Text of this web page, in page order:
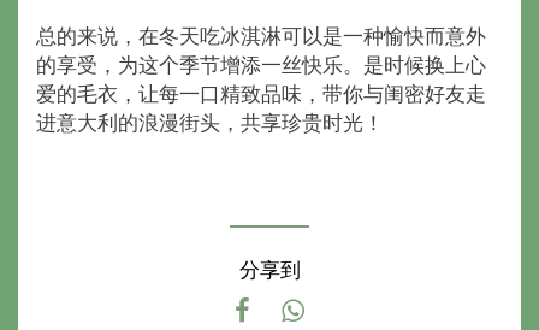
总的来说，在冬天吃冰淇淋可以是一种愉快而意外
的享受，为这个季节增添一丝快乐。是时候换上心
爱的毛衣，让每一口精致品味，带你与闺密好友走
进意大利的浪漫街头，共享珍贵时光！
分享到